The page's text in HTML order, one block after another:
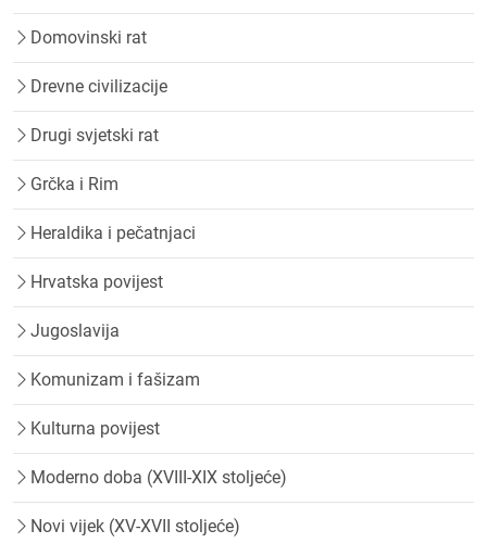
Domovinski rat
Drevne civilizacije
Drugi svjetski rat
Grčka i Rim
Heraldika i pečatnjaci
Hrvatska povijest
Jugoslavija
Komunizam i fašizam
Kulturna povijest
Moderno doba (XVIII-XIX stoljeće)
Novi vijek (XV-XVII stoljeće)